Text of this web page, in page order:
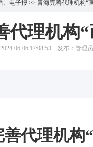
、 电子报 >> 青海完善代理机构“
代理机构
06-06 17:08:53 发布：管理
代理机构